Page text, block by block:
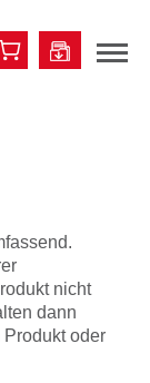
nicht
dann
oder